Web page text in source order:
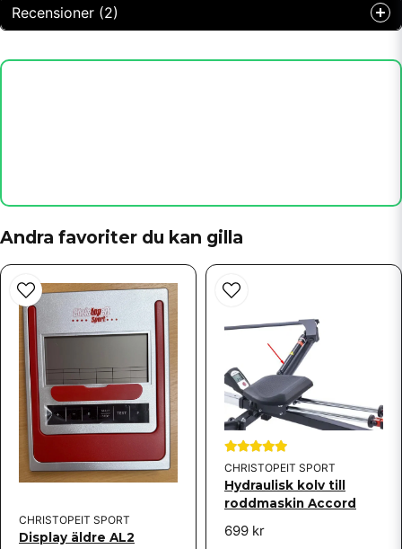
question
Fråga oss något om denna produkten...
Ja, ni får publicera min fråga
Skicka fråga
Recensioner (2)
Kjell Klaem
Andra favoriter du kan gilla
CHRISTOPEIT SPORT
Display äldre AL2
CHRISTOPEIT SPORT
Hydraulisk kolv till
roddmaskin Accord
699 kr